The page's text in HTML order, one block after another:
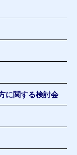
に関する検討会